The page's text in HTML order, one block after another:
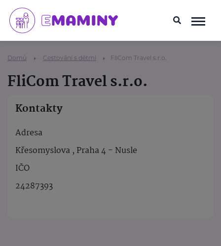
Domů Cestování s dětmi FliCom Travel s.r.o.
FliCom Travel s.r.o.
Kontakty
Adresa
Křesomyslova , Praha 4 - Nusle
IČO
24287393